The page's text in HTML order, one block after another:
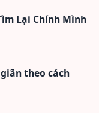
Lại Chính Mình
theo cách